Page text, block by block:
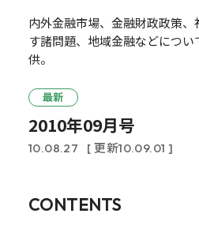
内外金融市場、金融財政政策
す諸問題、地域金融などにつ
供。
最新
2010年09月号
10.08.27 [ 更新10.09.01 ]
CONTENTS